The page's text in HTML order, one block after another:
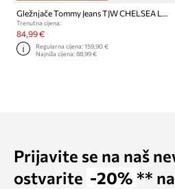
Gležnjače Tommy Jeans TJW CHELSEA LEATHER BOOT
Trenutna cijena:
84,99 €
Regularna cijena:159,90 €
Najniža cijena:88,99 €
Prijavite se na naš
ostvarite -20% **